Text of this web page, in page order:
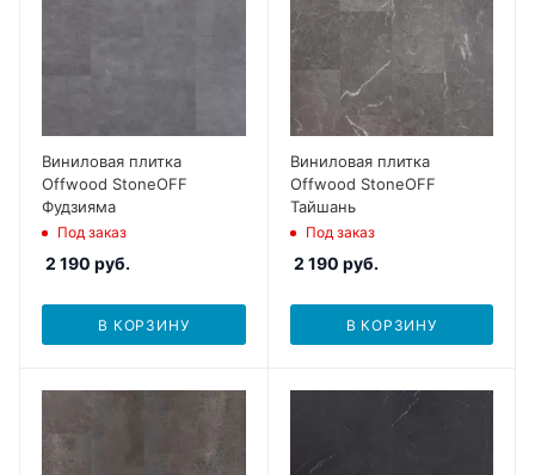
Виниловая плитка
Offwood StoneOFF
Фудзияма
Под заказ
2 190 руб.
В КОРЗИНУ
Виниловая плитка
Offwood StoneOFF
Тайшань
Под заказ
2 190 руб.
В КОРЗИНУ